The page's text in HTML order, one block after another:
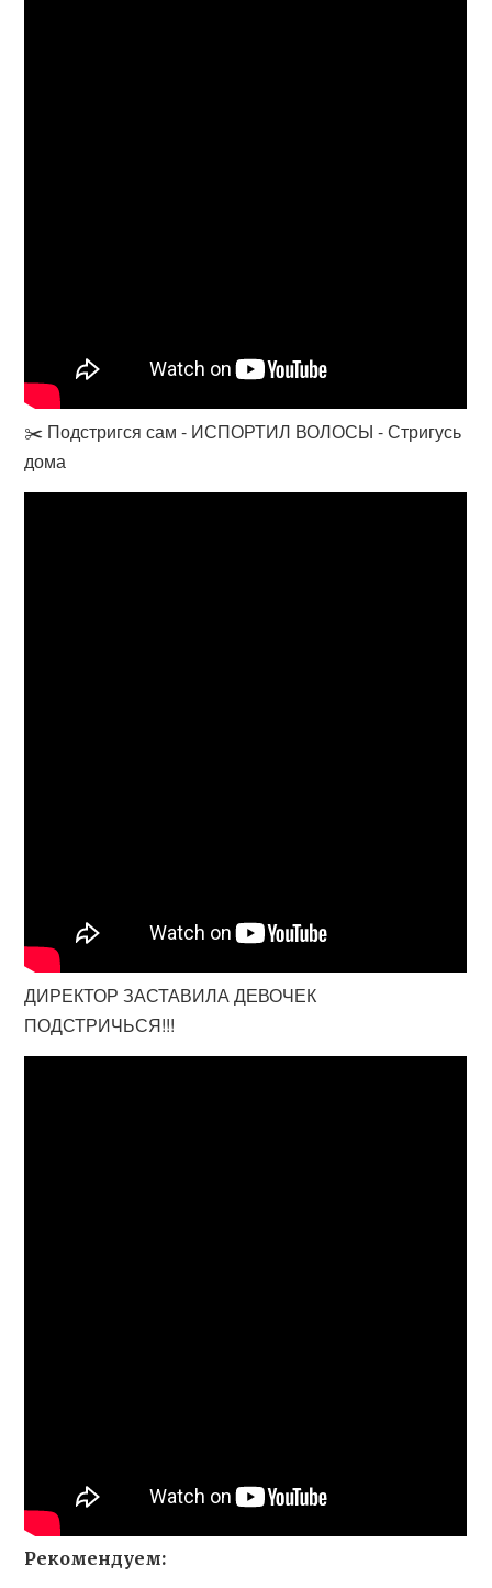
✂️ Подстригся сам - ИСПОРТИЛ ВОЛОСЫ - Стригусь
дома
ДИРЕКТОР ЗАСТАВИЛА ДЕВОЧЕК
ПОДСТРИЧЬСЯ!!!
Рекомендуем: